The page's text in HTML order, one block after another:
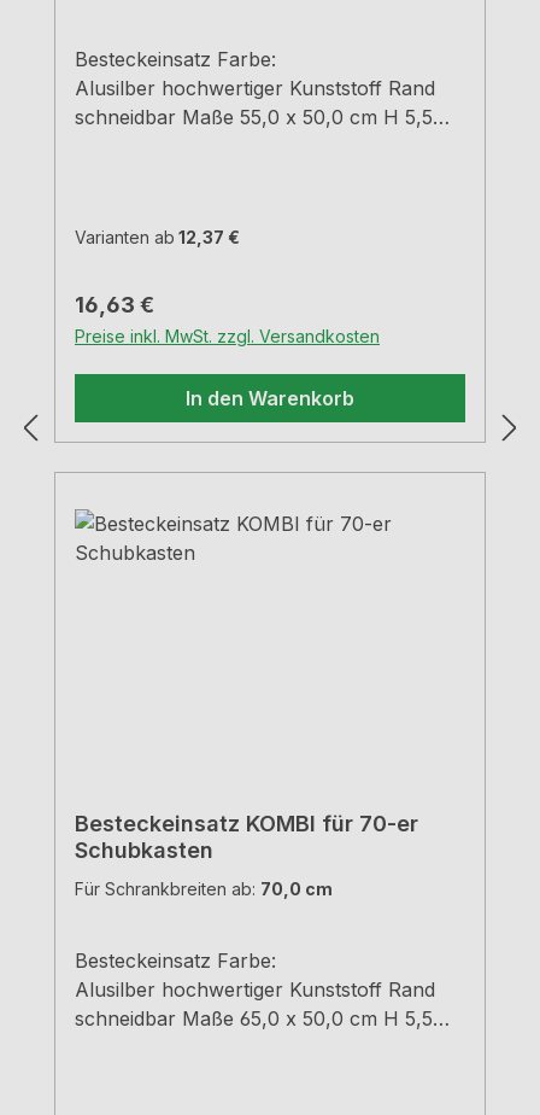
Besteckeinsatz Farbe:
Alusilber hochwertiger Kunststoff Rand
schneidbar Maße 55,0 x 50,0 cm H 5,5
Varianten ab 12,37 €
Regulärer Preis:
16,63 €
Preise inkl. MwSt. zzgl. Versandkosten
In den Warenkorb
Besteckeinsatz KOMBI für 70-er
Schubkasten
Für Schrankbreiten ab: 70,0 cm
Besteckeinsatz Farbe:
Alusilber hochwertiger Kunststoff Rand
schneidbar Maße 65,0 x 50,0 cm H 5,5